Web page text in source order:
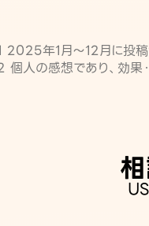
年1月〜12月に投稿
人の感想であり、効果